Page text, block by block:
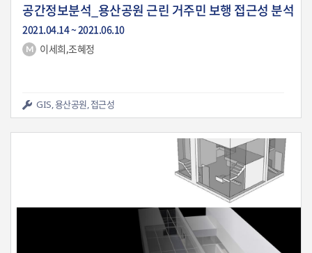
공간정보분석_용산공원 근린 거주민 보행 접근성 분석
2021.04.14 ~ 2021.06.10
이세희,조혜정
GIS, 용산공원, 접근성